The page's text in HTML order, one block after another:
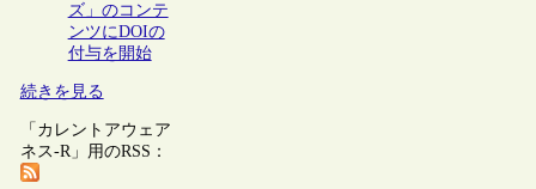
ズ」のコンテ
ンツにDOIの
付与を開始
続きを見る
「カレントアウェア
ネス-R」用のRSS：